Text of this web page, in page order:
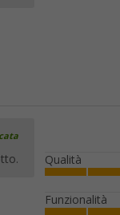
Qualità
Funzionalità